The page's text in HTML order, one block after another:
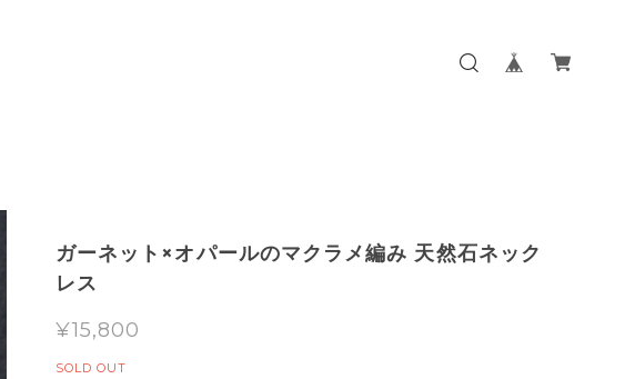
ガーネット×オパールのマクラメ編み 天然石ネック
レス
¥15,800
SOLD OUT